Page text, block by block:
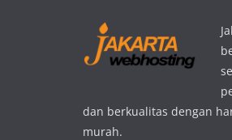
dan berkualitas dengan
murah.